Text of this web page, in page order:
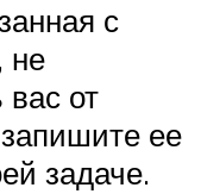
с
не
вас от
ее
задаче.